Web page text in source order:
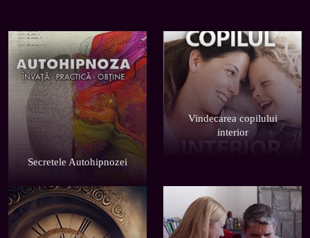
Secretele Autohipnozei
Vindecarea copilului
interior